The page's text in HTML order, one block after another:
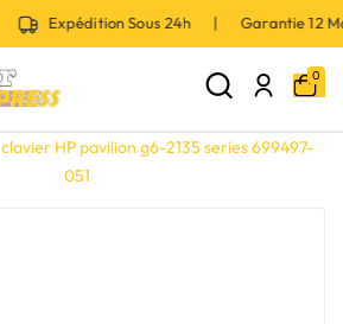
Expédition Sous 24h | Garantie 12
0
clavier HP pavilion g6-2135 series 699497-
051